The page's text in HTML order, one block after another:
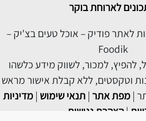
לארוחת בוקר
לאתר פודיק – אוכל טעים בצ'יק –
Foodik
להפיץ, למכור, לשווק מידע כלשהו
וטקסטים, ללא קבלת אישור מראש
| מפת אתר | תנאי שימוש | מדיניות
|הצהרת נגישות